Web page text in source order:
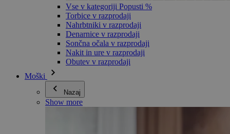
Vse v kategoriji Popusti %
Torbice v razprodaji
Nahrbtniki v razprodaji
Denarnice v razprodaji
Sončna očala v razprodaji
Nakit in ure v razprodaji
Obutev v razprodaji
Moški
Nazaj
Show more